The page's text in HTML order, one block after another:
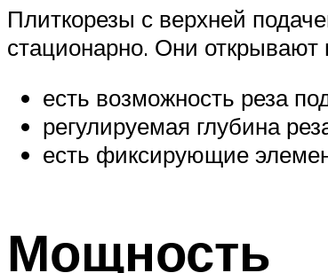
Плиткорезы с верхней
стационарно. Они открывают
есть возможность реза
регулируемая глубина
есть фиксирующие
Мощность